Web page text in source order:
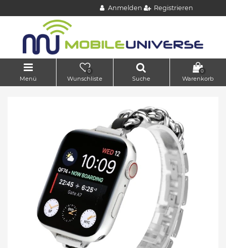
Anmelden Registrieren
Menü
0
Wunschliste Suche
0
Warenkorb